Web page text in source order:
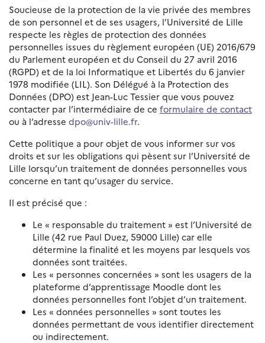
Soucieuse de la protection de la vie privée des membres
de son personnel et de ses usagers, l’Université de Lille
respecte les règles de protection des données
personnelles issues du règlement européen (UE) 2016/679
du Parlement européen et du Conseil du 27 avril 2016
(RGPD) et de la loi Informatique et Libertés du 6 janvier
1978 modifiée (LIL). Son Délégué à la Protection des
Données (DPO) est Jean-Luc Tessier que vous pouvez
contacter par l’intermédiaire de ce formulaire de contact
ou à l’adresse dpo@univ-lille.fr.
Cette politique a pour objet de vous informer sur vos
droits et sur les obligations qui pèsent sur l’Université de
Lille lorsqu’un traitement de données personnelles vous
concerne en tant qu’usager du service.
Il est précisé que :
Le « responsable du traitement » est l’Université de
Lille (42 rue Paul Duez, 59000 Lille) car elle
détermine la finalité et les moyens par lesquels vos
données sont traitées.
Les « personnes concernées » sont les usagers de la
plateforme d’apprentissage Moodle dont les
données personnelles font l’objet d’un traitement.
Les « données personnelles » sont toutes les
données permettant de vous identifier directement
ou indirectement.